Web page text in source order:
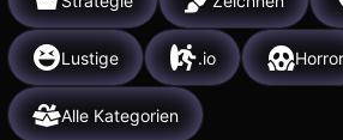
Lustige .io Horror
Alle Kategorien